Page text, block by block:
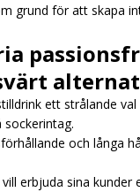
grund för att skapa
ett strålande
och långa
erbjuda sina kunder